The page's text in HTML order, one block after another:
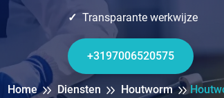
Transparante werkwijze
+3197006520575
Home Diensten Houtworm